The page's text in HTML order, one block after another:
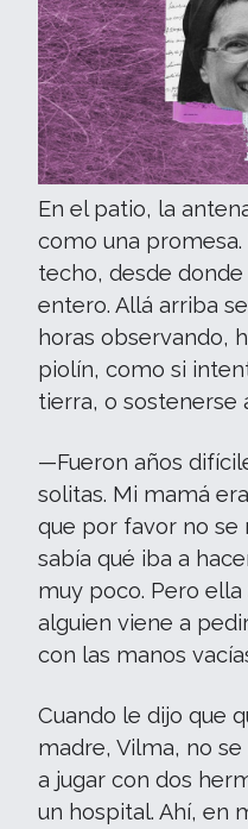
En el patio, la
como una
techo, desde
entero. Allá arriba
horas observando,
piolín, como si
tierra, o sostenerse
—Fueron años
solitas. Mi mamá
que por favor no se
sabía qué iba a
muy poco. Pero ella
alguien viene a
con las manos
Cuando le dijo que
madre, Vilma, no
a jugar con dos
un hospital. Ahí, en